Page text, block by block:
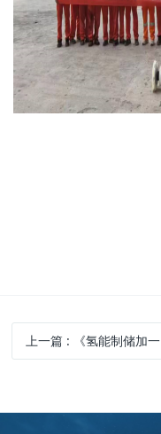
上一篇 : 《氢能制储加一体化设备通用技术要求》团体标准 制订工作启动会在中山成功召开